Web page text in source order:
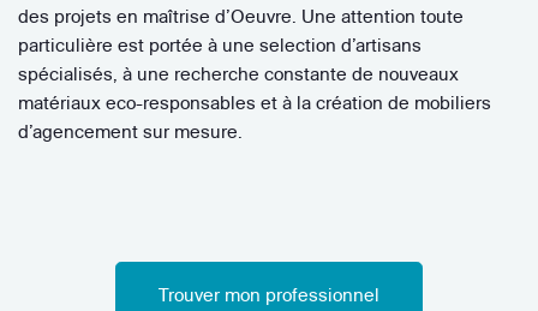
des projets en maîtrise d’Oeuvre. Une attention toute
particulière est portée à une selection d’artisans
spécialisés, à une recherche constante de nouveaux
matériaux eco-responsables et à la création de mobiliers
d’agencement sur mesure.
Trouver mon professionnel